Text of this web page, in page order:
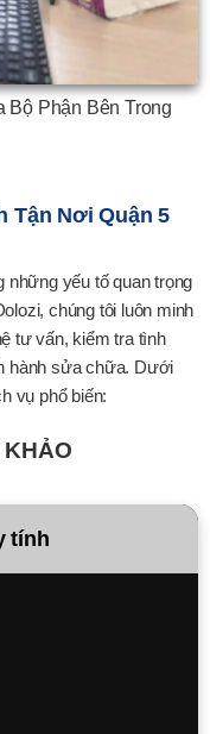
Bộ Phận Bên Trong
Tận Nơi Quận 5
những yếu tố quan trọng
chúng tôi luôn minh
tư vấn, kiểm tra tình
hành sửa chữa. Dưới
vụ phổ biến:
KHẢO
tính